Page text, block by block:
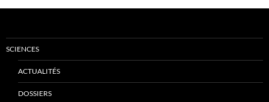
SCIENCES
ACTUALITÉS
DOSSIERS